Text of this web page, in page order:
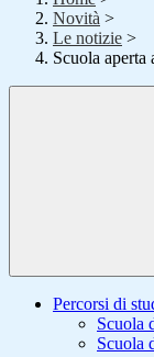
Novità >
Le notizie >
Scuola aperta
Percorsi di
Scuola
Scuola